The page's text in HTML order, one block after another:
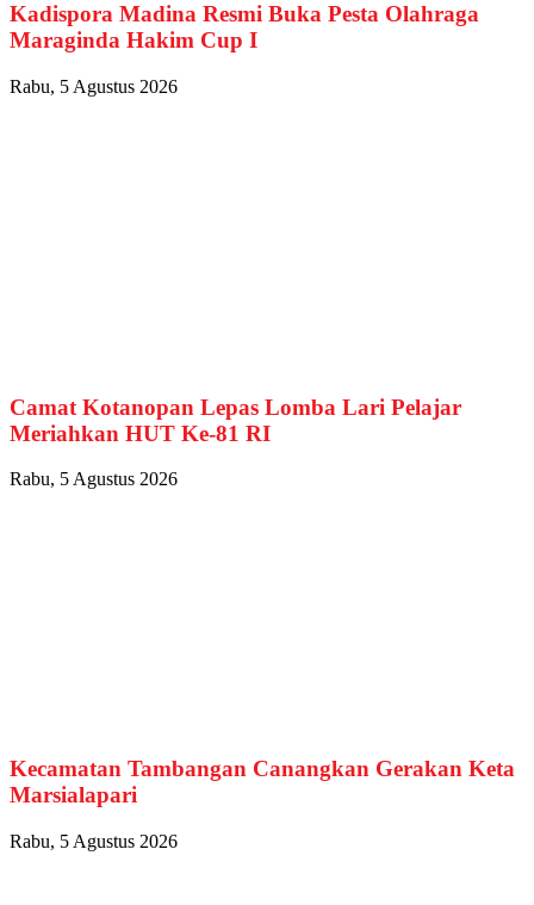
Kadispora Madina Resmi Buka Pesta Olahraga
Maraginda Hakim Cup I
Rabu, 5 Agustus 2026
Camat Kotanopan Lepas Lomba Lari Pelajar
Meriahkan HUT Ke-81 RI
Rabu, 5 Agustus 2026
Kecamatan Tambangan Canangkan Gerakan Keta
Marsialapari
Rabu, 5 Agustus 2026